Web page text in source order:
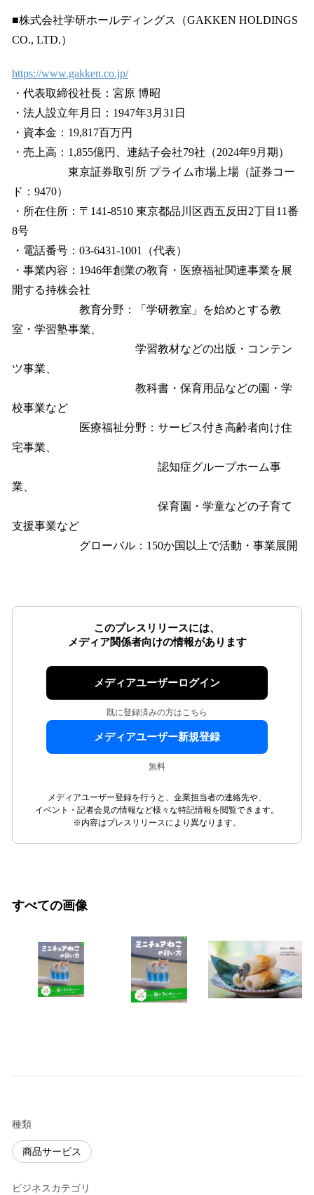
■株式会社学研ホールディングス（GAKKEN HOLDINGS
CO., LTD.）
https://www.gakken.co.jp/
・代表取締役社長：宮原 博昭
・法人設立年月日：1947年3月31日
・資本金：19,817百万円
・売上高：1,855億円、連結子会社79社（2024年9月期）
東京証券取引所 プライム市場上場（証券コー
ド：9470）
・所在住所：〒141-8510 東京都品川区西五反田2丁目11番
8号
・電話番号：03-6431-1001（代表）
・事業内容：1946年創業の教育・医療福祉関連事業を展
開する持株会社
教育分野：「学研教室」を始めとする教
室・学習塾事業、
学習教材などの出版・コンテン
ツ事業、
教科書・保育用品などの園・学
校事業など
医療福祉分野：サービス付き高齢者向け住
宅事業、
認知症グループホーム事
業、
保育園・学童などの子育て
支援事業など
グローバル：150か国以上で活動・事業展開
このプレスリリースには、
メディア関係者向けの情報があります
メディアユーザーログイン
既に登録済みの方はこちら
メディアユーザー新規登録
無料
メディアユーザー登録を行うと、企業担当者の連絡先や、
イベント・記者会見の情報など様々な特記情報を閲覧できます。
※内容はプレスリリースにより異なります。
すべての画像
種類
商品サービス
ビジネスカテゴリ